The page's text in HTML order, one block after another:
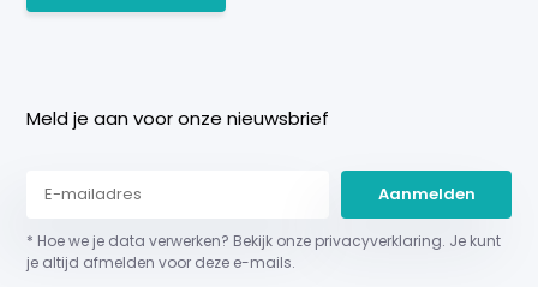
Meld je aan voor onze nieuwsbrief
Aanmelden
* Hoe we je data verwerken? Bekijk onze privacyverklaring. Je kunt
je altijd afmelden voor deze e-mails.